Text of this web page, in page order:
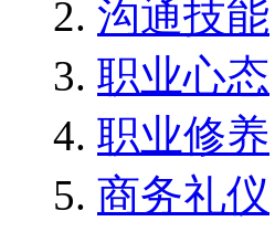
沟通技能
职业心态
职业修养
商务礼仪